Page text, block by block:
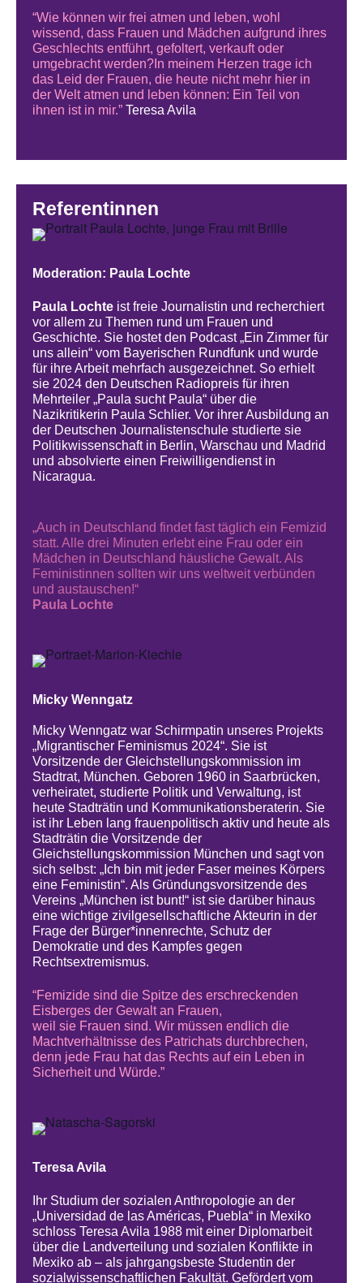
“Wie können wir frei atmen und leben, wohl
wissend, dass Frauen und Mädchen aufgrund ihres
Geschlechts entführt, gefoltert, verkauft oder
umgebracht werden?In meinem Herzen trage ich
das Leid der Frauen, die heute nicht mehr hier in
der Welt atmen und leben können: Ein Teil von
ihnen ist in mir.” Teresa Avila
Referentinnen
Moderation: Paula Lochte
Paula Lochte ist freie Journalistin und recherchiert
vor allem zu Themen rund um Frauen und
Geschichte. Sie hostet den Podcast „Ein Zimmer für
uns allein“ vom Bayerischen Rundfunk und wurde
für ihre Arbeit mehrfach ausgezeichnet. So erhielt
sie 2024 den Deutschen Radiopreis für ihren
Mehrteiler „Paula sucht Paula“ über die
Nazikritikerin Paula Schlier. Vor ihrer Ausbildung an
der Deutschen Journalistenschule studierte sie
Politikwissenschaft in Berlin, Warschau und Madrid
und absolvierte einen Freiwilligendienst in
Nicaragua.
„Auch in Deutschland findet fast täglich ein Femizid
statt. Alle drei Minuten erlebt eine Frau oder ein
Mädchen in Deutschland häusliche Gewalt. Als
Feministinnen sollten wir uns weltweit verbünden
und austauschen!“
Paula Lochte
Micky Wenngatz
Micky Wenngatz war Schirmpatin unseres Projekts
„Migrantischer Feminismus 2024“. Sie ist
Vorsitzende der Gleichstellungskommission im
Stadtrat, München. Geboren 1960 in Saarbrücken,
verheiratet, studierte Politik und Verwaltung, ist
heute Stadträtin und Kommunikationsberaterin. Sie
ist ihr Leben lang frauenpolitisch aktiv und heute als
Stadträtin die Vorsitzende der
Gleichstellungskommission München und sagt von
sich selbst: „Ich bin mit jeder Faser meines Körpers
eine Feministin“. Als Gründungsvorsitzende des
Vereins „München ist bunt!“ ist sie darüber hinaus
eine wichtige zivilgesellschaftliche Akteurin in der
Frage der Bürger*innenrechte, Schutz der
Demokratie und des Kampfes gegen
Rechtsextremismus.
“Femizide sind die Spitze des erschreckenden
Eisberges der Gewalt an Frauen,
weil sie Frauen sind. Wir müssen endlich die
Machtverhältnisse des Patrichats durchbrechen,
denn jede Frau hat das Rechts auf ein Leben in
Sicherheit und Würde.”
Teresa Avila
Ihr Studium der sozialen Anthropologie an der
„Universidad de las Américas, Puebla“ in Mexiko
schloss Teresa Avila 1988 mit einer Diplomarbeit
über die Landverteilung und sozialen Konflikte in
Mexiko ab – als jahrgangsbeste Studentin der
sozialwissenschaftlichen Fakultät. Gefördert vom